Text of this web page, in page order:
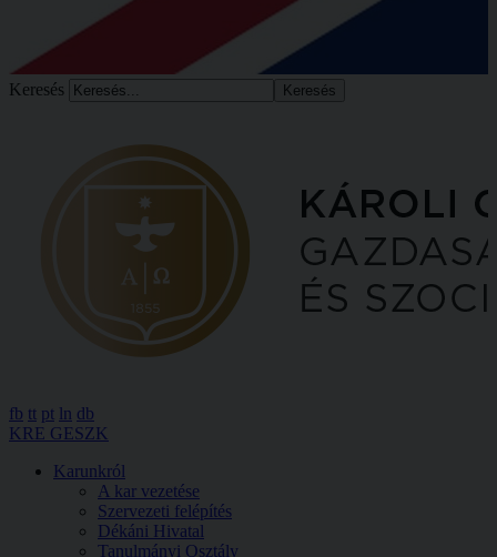
Keresés
fb tt pt ln db
KRE GESZK
Karunkról
A kar vezetése
Szervezeti felépítés
Dékáni Hivatal
Tanulmányi Osztály